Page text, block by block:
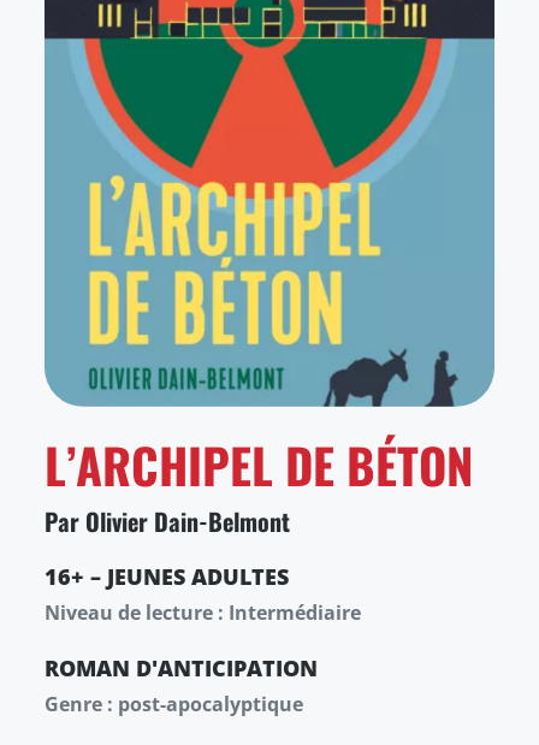
L’ARCHIPEL DE BÉTON
Par Olivier Dain-Belmont
16+ – JEUNES ADULTES
Niveau de lecture : Intermédiaire
ROMAN D'ANTICIPATION
Genre : post-apocalyptique